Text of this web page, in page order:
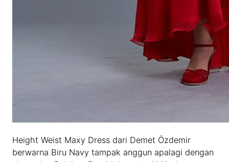
Height Weist Maxy Dress dari Demet Özdemir
berwarna Biru Navy tampak anggun apalagi dengan